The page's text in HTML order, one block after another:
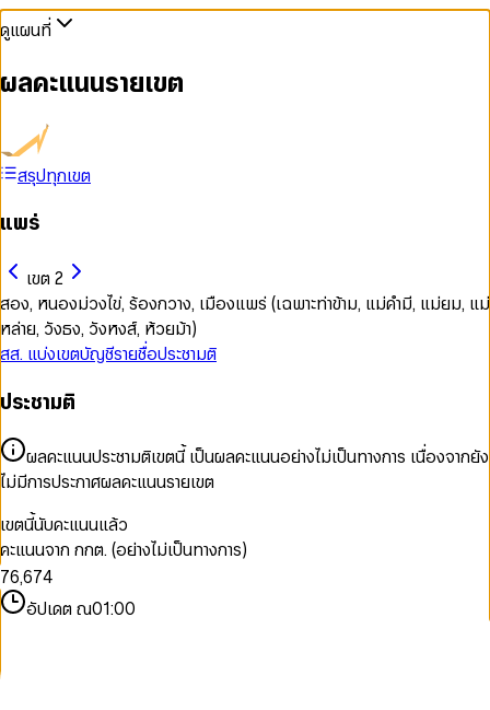
ดูแผนที่
ผลคะแนนรายเขต
สรุปทุกเขต
แพร่
เขต 2
สอง, หนองม่วงไข่, ร้องกวาง, เมืองแพร่ (เฉพาะท่าข้าม, แม่คำมี, แม่ยม, แม่
หล่าย, วังธง, วังหงส์, ห้วยม้า)
สส. แบ่งเขตบัญชีรายชื่อประชามติ
ประชามติ
ผลคะแนนประชามติเขตนี้ เป็นผลคะแนนอย่างไม่เป็นทางการ เนื่องจากยัง
ไม่มีการประกาศผลคะแนนรายเขต
เขตนี้นับคะแนนแล้ว
คะแนนจาก กกต. (อย่างไม่เป็นทางการ)
0
1
2
3
4
5
6
7
8
9
0
1
2
3
4
5
6
7
8
,
0
1
2
3
4
5
6
7
8
1
2
3
4
5
6
7
8
9
0
1
2
3
4
5
6
อัปเดต ณ01:00